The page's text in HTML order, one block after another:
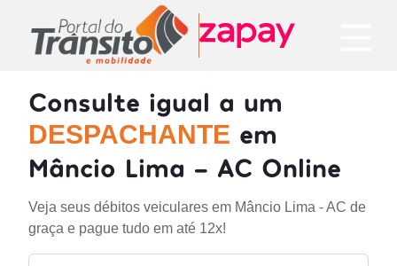
Consulte igual a um
DESPACHANTE em
Mâncio Lima - AC Online
Veja seus débitos veiculares em Mâncio Lima - AC de
graça e pague tudo em até 12x!